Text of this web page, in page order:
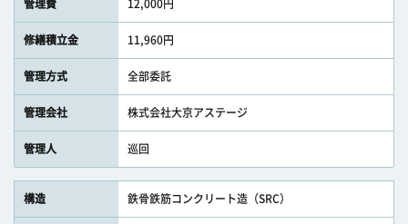
管理費 12,000円
修繕積立金 11,960円
管理方式 全部委託
管理会社 株式会社大京アステージ
管理人 巡回
構造 鉄骨鉄筋コンクリート造（SRC）